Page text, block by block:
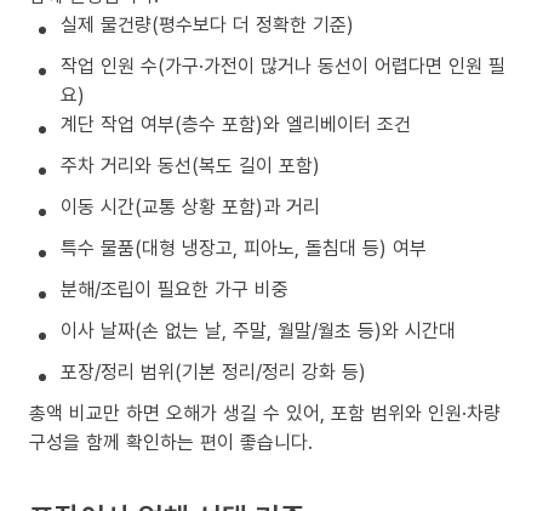
실제 물건량(평수보다 더 정확한 기준)
작업 인원 수(가구·가전이 많거나 동선이 어렵다면 인원 필
요)
계단 작업 여부(층수 포함)와 엘리베이터 조건
주차 거리와 동선(복도 길이 포함)
이동 시간(교통 상황 포함)과 거리
특수 물품(대형 냉장고, 피아노, 돌침대 등) 여부
분해/조립이 필요한 가구 비중
이사 날짜(손 없는 날, 주말, 월말/월초 등)와 시간대
포장/정리 범위(기본 정리/정리 강화 등)
총액 비교만 하면 오해가 생길 수 있어, 포함 범위와 인원·차량
구성을 함께 확인하는 편이 좋습니다.